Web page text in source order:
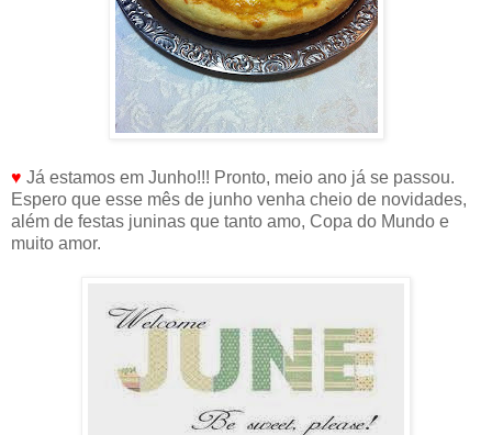
♥ Já estamos em Junho!!! Pronto, meio ano já se passou.
Espero que esse mês de junho venha cheio de novidades,
além de festas juninas que tanto amo, Copa do Mundo e
muito amor.